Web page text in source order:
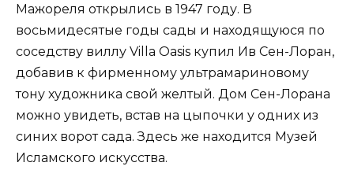
Мажореля открылись в 1947 году. В
восьмидесятые годы сады и находящуюся по
соседству виллу Villa Oasis купил Ив Сен-Лоран,
добавив к фирменному ультрамариновому
тону художника свой желтый. Дом Сен-Лорана
можно увидеть, встав на цыпочки у одних из
синих ворот сада. Здесь же находится Музей
Исламского искусства.